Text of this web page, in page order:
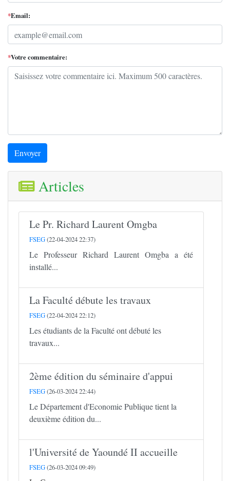
*Email:
*Votre commentaire:
Envoyer
Articles
Le Pr. Richard Laurent Omgba
FSEG(22-04-2024 22:37)
Le Professeur Richard Laurent Omgba a été
installé...
La Faculté débute les travaux
FSEG(22-04-2024 22:12)
Les étudiants de la Faculté ont débuté les
travaux...
2ème édition du séminaire d'appui
FSEG(26-03-2024 22:44)
Le Département d'Economie Publique tient la
deuxième édition du...
l'Université de Yaoundé II accueille
FSEG(26-03-2024 09:49)